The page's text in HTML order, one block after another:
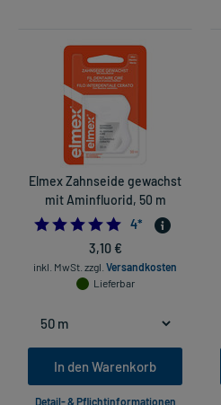
Elmex Zahnseide gewachst
mit Aminfluorid, 50 m
5.0
4*
3,10 €
inkl. MwSt. zzgl. Versandkosten
Lieferbar
In den Warenkorb
Detail- & Pflichtinformationen